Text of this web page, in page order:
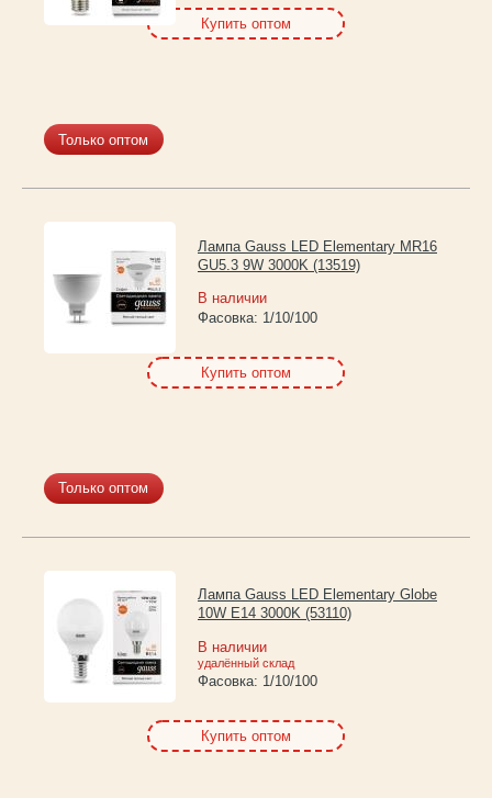
Купить оптом
Только оптом
Лампа Gauss LED Elementary MR16
GU5.3 9W 3000K (13519)
В наличии
Фасовка: 1/10/100
Купить оптом
Только оптом
Лампа Gauss LED Elementary Globe
10W E14 3000K (53110)
В наличии
удалённый склад
Фасовка: 1/10/100
Купить оптом